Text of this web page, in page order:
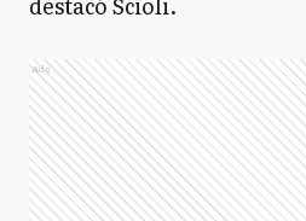
Ads